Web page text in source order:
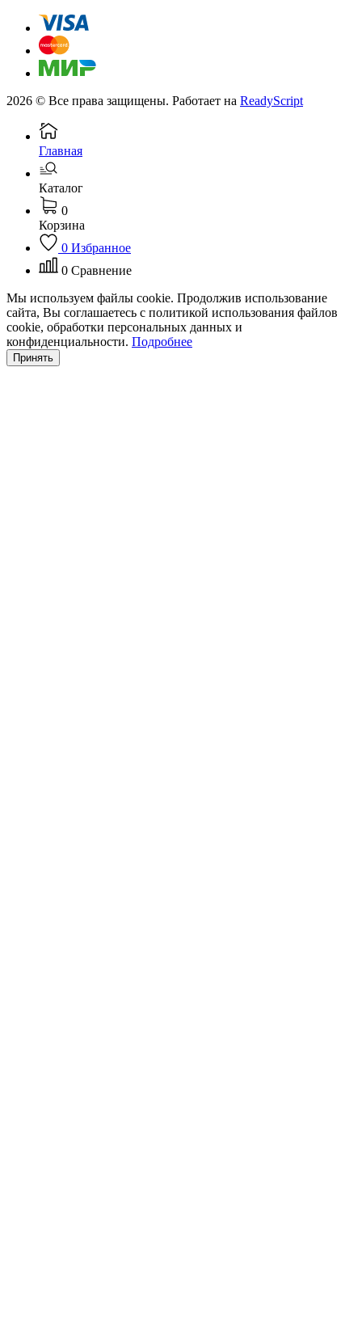
2026 © Все права защищены. Работает на ReadyScript
Главная
Каталог
0
Корзина
0 Избранное
0 Сравнение
Мы используем файлы cookie. Продолжив использование
сайта, Вы соглашаетесь с политикой использования файлов
cookie, обработки персональных данных и
конфиденциальности. Подробнее
Принять